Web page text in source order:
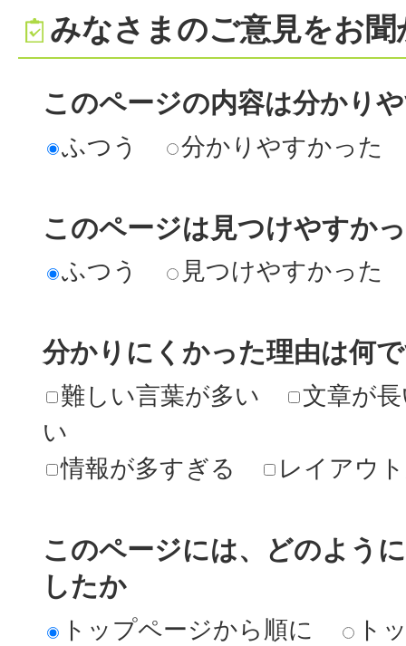
みなさまのご意見をお
このページの内容は分かり
ふつう 分かりやすかった
このページは見つけやすか
ふつう 見つけやすかった
分かりにくかった理由は何
難しい言葉が多い
文章が
い
情報が多すぎる
レイアウ
このページには、どのよう
したか
トップページから順に
ト